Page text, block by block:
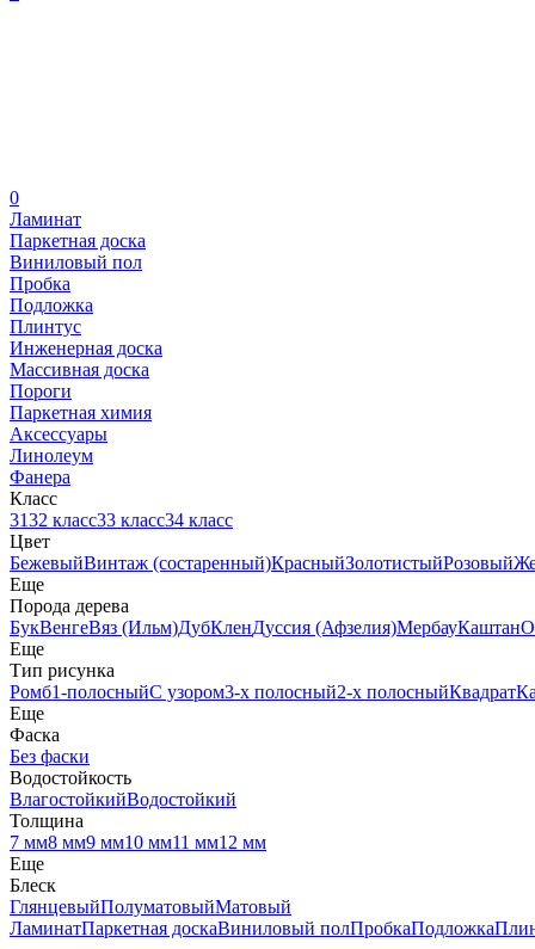
0
Ламинат
Паркетная доска
Виниловый пол
Пробка
Подложка
Плинтус
Инженерная доска
Массивная доска
Пороги
Паркетная химия
Аксессуары
Линолеум
Фанера
Класс
3132 класс33 класс34 класс
Цвет
БежевыйВинтаж (состаренный)КрасныйЗолотистыйРозовый
Еще
Порода дерева
БукВенгеВяз (Ильм)ДубКленДуссия (Афзелия)МербауКаштан
Еще
Тип рисунка
Ромб1-полосныйС узором3-х полосный2-х полосныйКвадрат
Еще
Фаска
Без фаски
Водостойкость
ВлагостойкийВодостойкий
Толщина
7 мм8 мм9 мм10 мм11 мм12 мм
Еще
Блеск
ГлянцевыйПолуматовыйМатовый
ЛаминатПаркетная доскаВиниловый полПробкаПодложка